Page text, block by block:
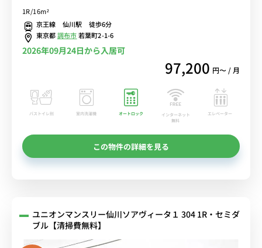
のあるお部屋/桐朋学園大学まで徒歩通学/京王線沿線で明大前駅や新
宿駅へ乗換なしでアクセス■選べるWi-Fi格安レンタル中！
1R/16m²
京王線 仙川駅 徒歩6分
東京都調布市若葉町2-1-6
2026年09月24日から入居可
97,200 円〜 / 月
バストイレ別 室内洗濯機 オートロック
インターネット
無料
エレベーター
この物件の詳細を見る
ユニオンマンスリー仙川ソアヴィータ１ 304 1R・セミダ
ブル【清掃費無料】